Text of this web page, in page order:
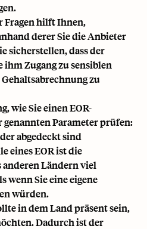
Fragen hilft Ihnen,
derer Sie die Anbieter
sicherstellen, dass der
ihm Zugang zu sensiblen
zu
wie Sie einen EOR-
Parameter prüfen:
abgedeckt sind
eines EOR ist die
Ländern viel
wenn Sie eine eigene
würden.
in dem Land präsent sein,
Dadurch ist der